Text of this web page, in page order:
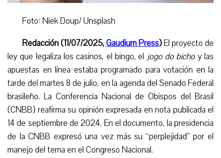
Foto: Niek Doup/ Unsplash
Redacción (11/07/2025,Gaudium Press)El proyecto de
ley que legaliza los casinos, el bingo, el jogo do bichoy las
apuestas en línea estaba programado para votación en la
tarde del martes 8 de julio, en la agenda del Senado Federal
brasileño. La Conferencia Nacional de Obispos del Brasil
(CNBB) reafirma su opinión expresada en nota publicada el
14 de septiembre de 2024. En el documento, la presidencia
de la CNBB expresó una vez más su “perplejidad” por el
manejo del tema en el Congreso Nacional.